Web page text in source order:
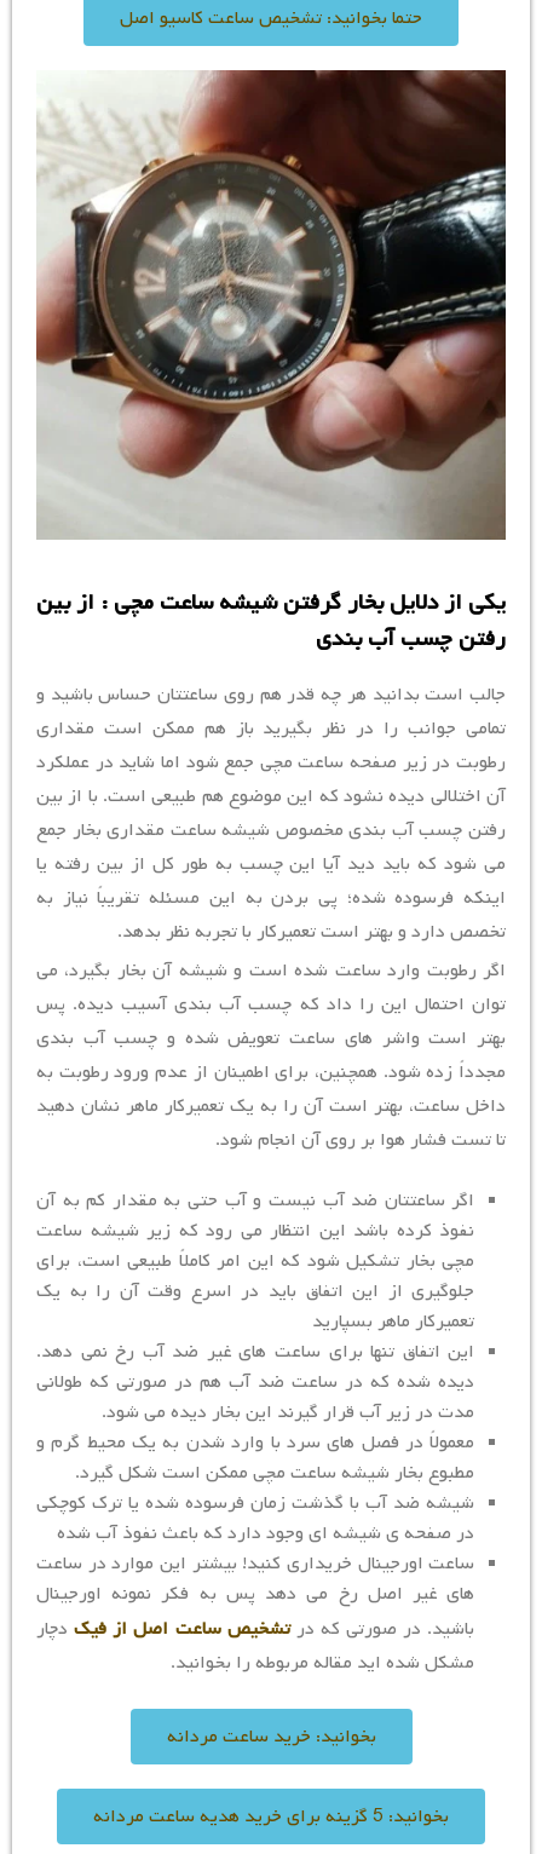
حتما بخوانید: تشخیص ساعت کاسیو اصل
یکی از دلایل بخار گرفتن شیشه ساعت مچی : از بین
رفتن چسب آب بندی
جالب است بدانید هر چه قدر هم روی ساعتتان حساس باشید و
تمامی جوانب را در نظر بگیرید باز هم ممکن است مقداری
رطوبت در زیر صفحه ساعت مچی جمع شود اما شاید در عملکرد
آن اختلالی دیده نشود که این موضوع هم طبیعی است. با از بین
رفتن چسب آب بندی مخصوص شیشه ساعت مقداری بخار جمع
می شود که باید دید آیا این چسب به طور کل از بین رفته یا
اینکه فرسوده شده؛ پی بردن به این مسئله تقریباً نیاز به
تخصص دارد و بهتر است تعمیرکار با تجربه نظر بدهد.
اگر رطوبت وارد ساعت شده است و شیشه آن بخار بگیرد، می
توان احتمال این را داد که چسب آب بندی آسیب دیده. پس
بهتر است واشر های ساعت تعویض شده و چسب آب بندی
مجدداً زده شود. همچنین، برای اطمینان از عدم ورود رطوبت به
داخل ساعت، بهتر است آن را به یک تعمیرکار ماهر نشان دهید
تا تست فشار هوا بر روی آن انجام شود.
اگر ساعتتان ضد آب نیست و آب حتی به مقدار کم به آن
نفوذ کرده باشد این انتظار می رود که زیر شیشه ساعت
مچی بخار تشکیل شود که این امر کاملاً طبیعی است، برای
جلوگیری از این اتفاق باید در اسرع وقت آن را به یک
تعمیرکار ماهر بسپارید
این اتفاق تنها برای ساعت های غیر ضد آب رخ نمی دهد.
دیده شده که در ساعت ضد آب هم در صورتی که طولانی
مدت در زیر آب قرار گیرند این بخار دیده می شود.
معمولاً در فصل های سرد با وارد شدن به یک محیط گرم و
مطبوع بخار شیشه ساعت مچی ممکن است شکل گیرد.
شیشه ضد آب با گذشت زمان فرسوده شده یا ترک کوچکی
در صفحه ی شیشه ای وجود دارد که باعث نفوذ آب شده
ساعت اورجینال خریداری کنید! بیشتر این موارد در ساعت
های غیر اصل رخ می دهد پس به فکر نمونه اورجینال
باشید. در صورتی که درتشخیص ساعت اصل از فیکدچار
مشکل شده اید مقاله مربوطه را بخوانید.
بخوانید: خرید ساعت مردانه
بخوانید: 5 گزینه برای خرید هدیه ساعت مردانه